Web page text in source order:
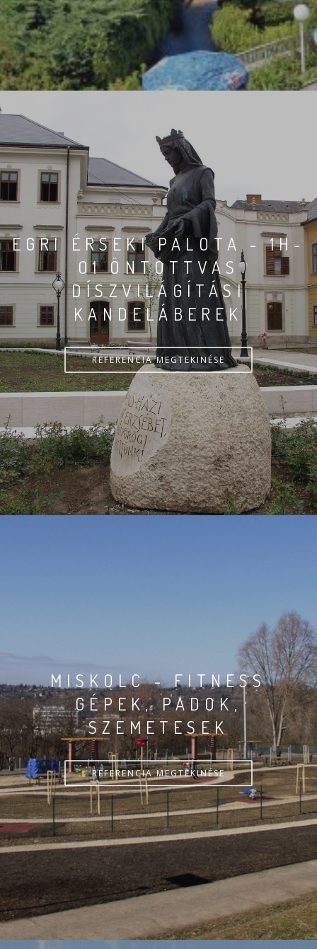
EGRI ÉRSEKI PALOTA - 1H-
O1 ÖNTÖTTVAS
DÍSZVILÁGÍTÁSI
KANDELÁBEREK
REFERENCIA MEGTEKINÉSE
MISKOLC - FITNESS
GÉPEK, PADOK,
SZEMETESEK
REFERENCIA MEGTEKINÉSE